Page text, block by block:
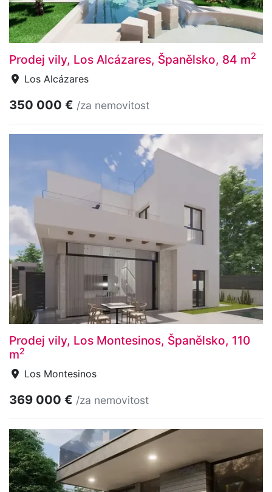
Prodej vily, Los Alcázares, Španělsko, 84 m2
Los Alcázares
350 000 € /za nemovitost
Prodej vily, Los Montesinos, Španělsko, 110
m2
Los Montesinos
369 000 € /za nemovitost